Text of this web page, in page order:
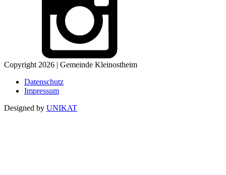
Copyright 2026 | Gemeinde Kleinostheim
Datenschutz
Impressum
Designed by UNIKAT